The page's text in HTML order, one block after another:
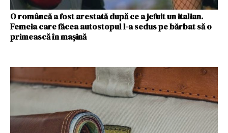
O româncă a fost arestată după ce a jefuit un italian.
Femeia care făcea autostopul l-a sedus pe bărbat să o
primească în mașină